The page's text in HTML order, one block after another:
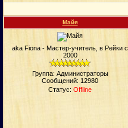
Майя
aka Fiona - Мастер-учитель, в Рейки с
2000
Группа: Администраторы
Сообщений: 12980
Статус: Offline